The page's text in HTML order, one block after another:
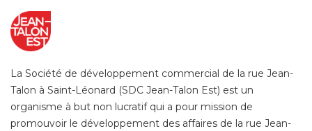
La Société de développement commercial de la rue Jean-
Talon à Saint-Léonard (SDC Jean-Talon Est) est un
organisme à but non lucratif qui a pour mission de
promouvoir le développement des affaires de la rue Jean-